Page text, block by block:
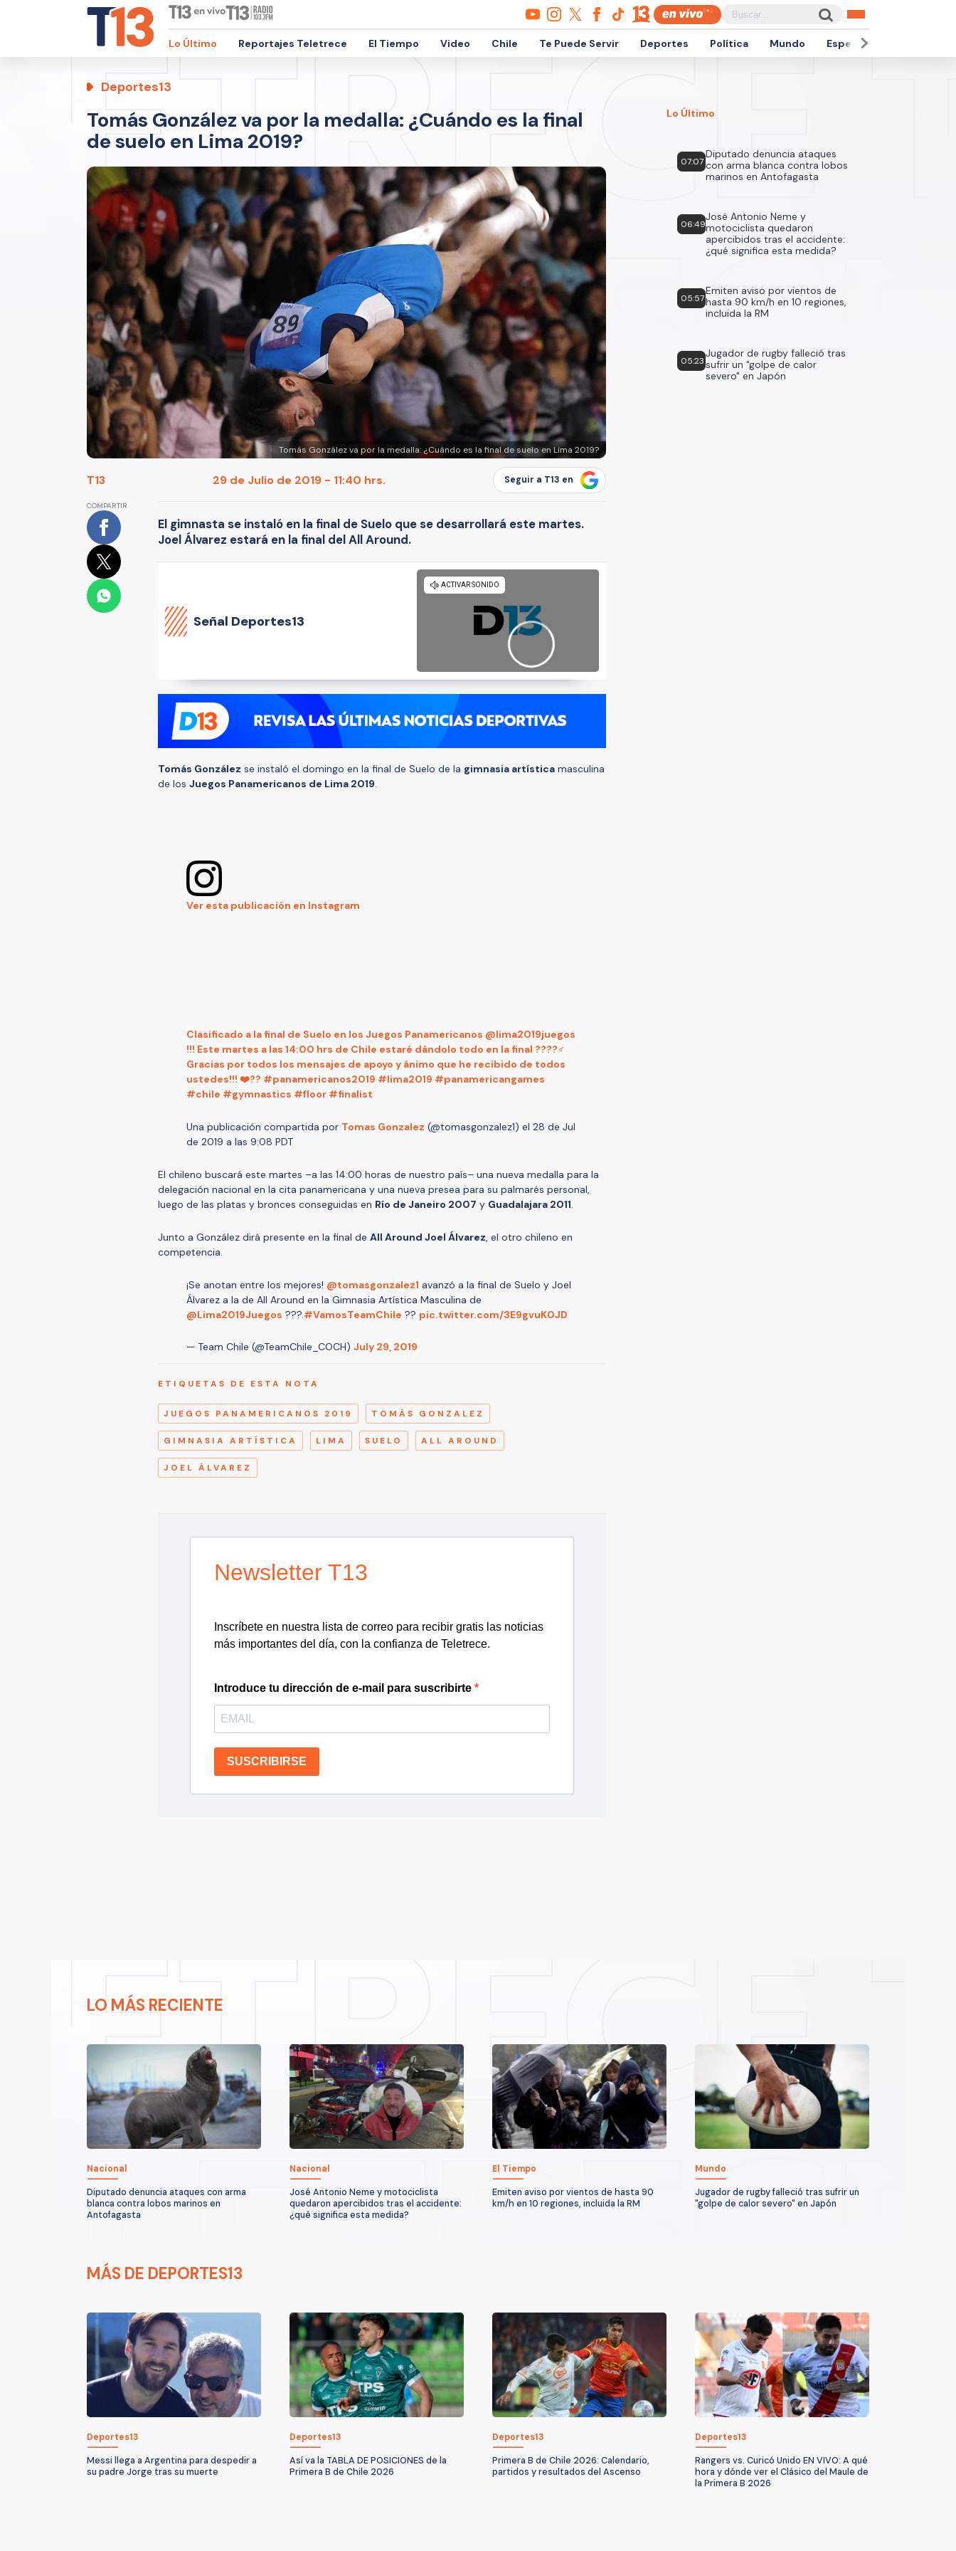
Lo Último Reportajes Teletrece El Tiempo Video Chile Te Puede Servir Deportes Política Mundo Espectáculos
Deportes13
Tomás González va por la medalla: ¿Cuándo es la final
de suelo en Lima 2019?
Tomás González va por la medalla: ¿Cuándo es la final de suelo en Lima 2019?
T13 29 de Julio de 2019 - 11:40 hrs. Seguir a T13 en
COMPARTIR
El gimnasta se instaló en la final de Suelo que se desarrollará este martes.
Joel Álvarez estará en la final del All Around.
Señal Deportes13
Tomás González se instaló el domingo en la final de Suelo de la gimnasia artística masculina
de los Juegos Panamericanos de Lima 2019.
Ver esta publicación en Instagram
Clasificado a la final de Suelo en los Juegos Panamericanos @lima2019juegos
!!! Este martes a las 14:00 hrs de Chile estaré dándolo todo en la final ????‍♂️
Gracias por todos los mensajes de apoyo y ánimo que he recibido de todos
ustedes!!! ❤️?? #panamericanos2019 #lima2019 #panamericangames
#chile #gymnastics #floor #finalist
Una publicación compartida por Tomas Gonzalez (@tomasgonzalez1) el 28 de Jul
de 2019 a las 9:08 PDT
El chileno buscará este martes –a las 14:00 horas de nuestro país– una nueva medalla para la
delegación nacional en la cita panamericana y una nueva presea para su palmarés personal,
luego de las platas y bronces conseguidas en Río de Janeiro 2007 y Guadalajara 2011.
Junto a González dirá presente en la final de All Around Joel Álvarez, el otro chileno en
competencia.
¡Se anotan entre los mejores! @tomasgonzalez1 avanzó a la final de Suelo y Joel
Álvarez a la de All Around en la Gimnasia Artística Masculina de
@Lima2019Juegos ???.#VamosTeamChile ?? pic.twitter.com/3E9gvuK0JD
— Team Chile (@TeamChile_COCH) July 29, 2019
ETIQUETAS DE ESTA NOTA
JUEGOS PANAMERICANOS 2019 TOMÁS GONZALEZ
GIMNASIA ARTÍSTICA LIMA SUELO ALL AROUND
JOEL ÁLVAREZ
Newsletter T13
Inscríbete en nuestra lista de correo para recibir gratis las noticias
más importantes del día, con la confianza de Teletrece.
Introduce tu dirección de e-mail para suscribirte
SUSCRIBIRSE
Lo Último
07:07
Diputado denuncia ataques
con arma blanca contra lobos
marinos en Antofagasta
06:49
José Antonio Neme y
motociclista quedaron
apercibidos tras el accidente:
¿qué significa esta medida?
05:57
Emiten aviso por vientos de
hasta 90 km/h en 10 regiones,
incluida la RM
05:23
Jugador de rugby falleció tras
sufrir un "golpe de calor
severo" en Japón
LO MÁS RECIENTE
Nacional
Diputado denuncia ataques con arma
blanca contra lobos marinos en
Antofagasta
Nacional
José Antonio Neme y motociclista
quedaron apercibidos tras el accidente:
¿qué significa esta medida?
El Tiempo
Emiten aviso por vientos de hasta 90
km/h en 10 regiones, incluida la RM
Mundo
Jugador de rugby falleció tras sufrir un
"golpe de calor severo" en Japón
MÁS DE DEPORTES13
Deportes13
Messi llega a Argentina para despedir a
su padre Jorge tras su muerte
Deportes13
Así va la TABLA DE POSICIONES de la
Primera B de Chile 2026
Deportes13
Primera B de Chile 2026: Calendario,
partidos y resultados del Ascenso
Deportes13
Rangers vs. Curicó Unido EN VIVO: A qué
hora y dónde ver el Clásico del Maule de
la Primera B 2026